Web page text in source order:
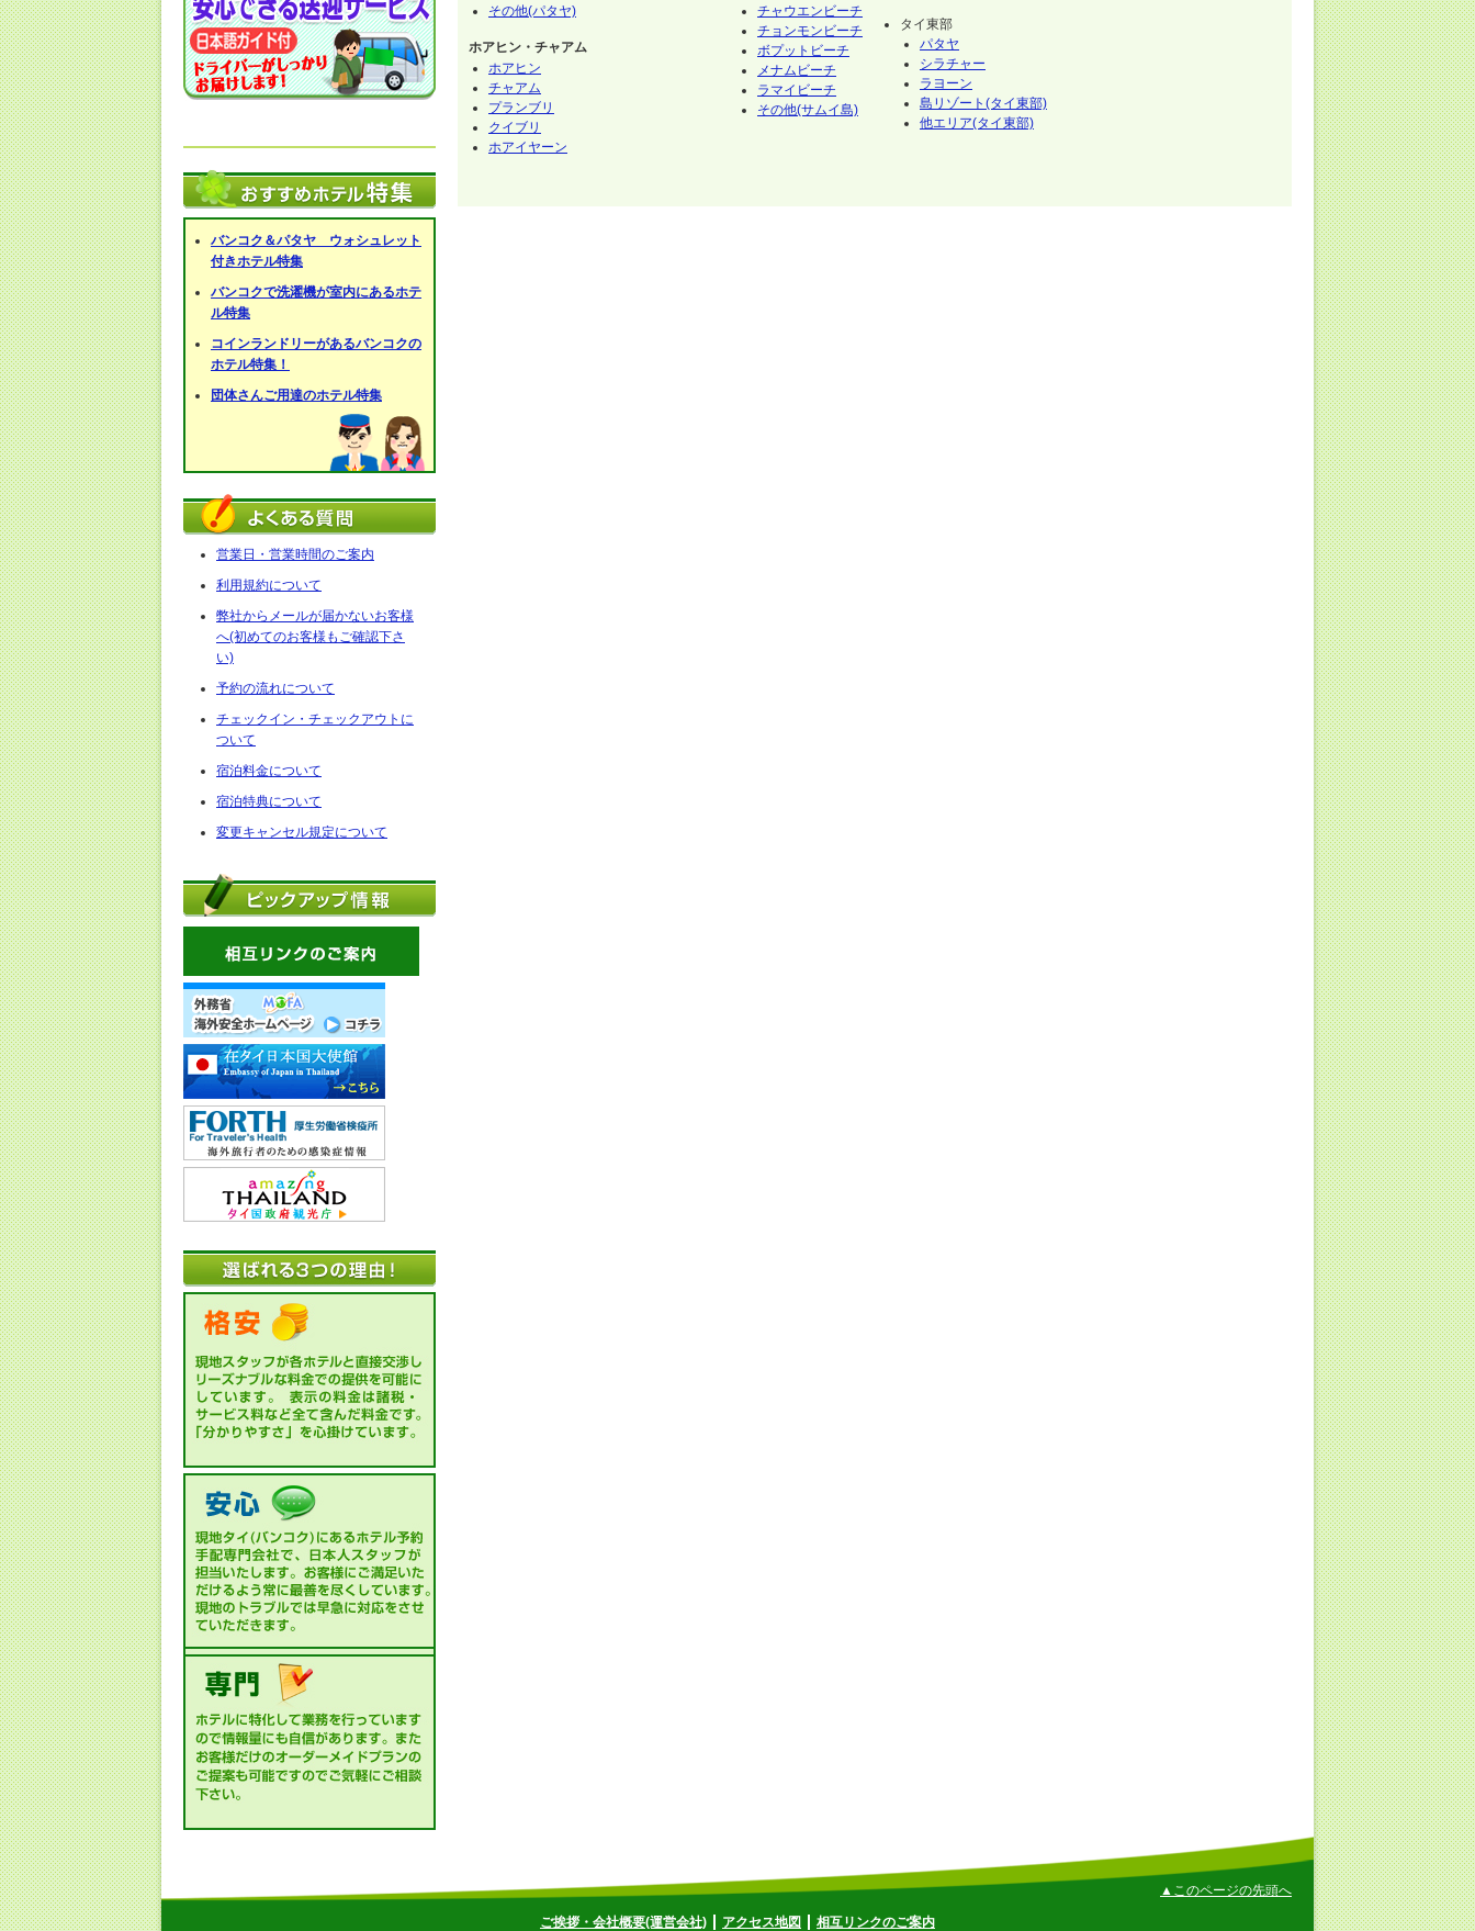
バンコク＆パタヤ ウォシュレット
付きホテル特集
バンコクで洗濯機が室内にあるホテ
ル特集
コインランドリーがあるバンコクの
ホテル特集！
団体さんご用達のホテル特集
営業日・営業時間のご案内
利用規約について
弊社からメールが届かないお客様
へ(初めてのお客様もご確認下さ
い)
予約の流れについて
チェックイン・チェックアウトに
ついて
宿泊料金について
宿泊特典について
変更キャンセル規定について
その他(パタヤ)
ホアヒン・チャアム
ホアヒン
チャアム
プランブリ
クイブリ
ホアイヤーン
チャウエンビーチ
チョンモンビーチ
ボプットビーチ
メナムビーチ
ラマイビーチ
その他(サムイ島)
タイ東部
パタヤ
シラチャー
ラヨーン
島リゾート(タイ東部)
他エリア(タイ東部)
▲このページの先頭へ
ご挨拶・会社概要(運営会社) アクセス地図 相互リンクのご案内